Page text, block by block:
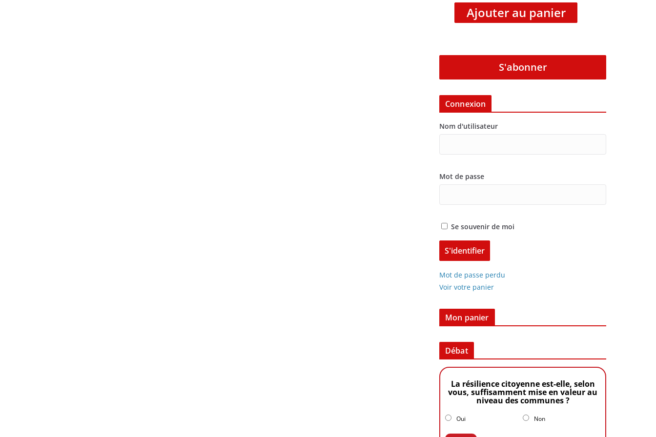
Ajouter au panier
S'abonner
Connexion
Nom d'utilisateur
Mot de passe
Se souvenir de moi
Mot de passe perdu
Voir votre panier
Mon panier
Débat
La résilience citoyenne est-elle, selon
vous, suffisamment mise en valeur au
niveau des communes ?
Oui Non